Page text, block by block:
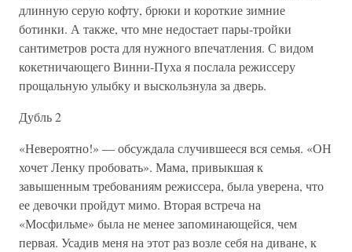
длинную серую кофту, брюки и короткие зимние
ботинки. А также, что мне недостает пары-тройки
сантиметров роста для нужного впечатления. С видом
кокетничающего Винни-Пуха я послала режиссеру
прощальную улыбку и выскользнула за дверь.
Дубль 2
«Невероятно!» — обсуждала случившееся вся семья. «ОН
хочет Ленку пробовать». Мама, привыкшая к
завышенным требованиям режиссера, была уверена, что
ее девочки пройдут мимо. Вторая встреча на
«Мосфильме» была не менее запоминающейся, чем
первая. Усадив меня на этот раз возле себя на диване, к